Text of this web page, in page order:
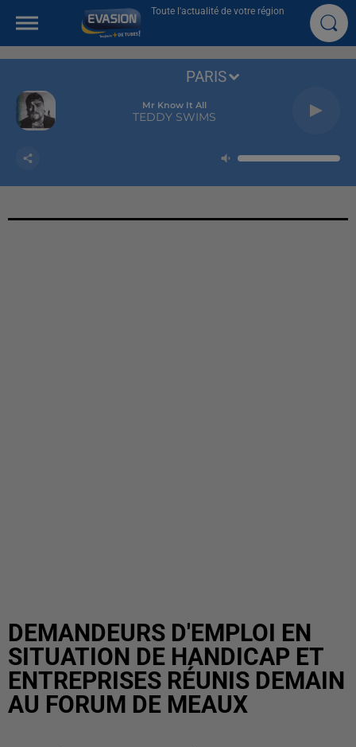
Toute l'actualité de votre région
Mr Know It All
TEDDY SWIMS
PARIS
DEMANDEURS D'EMPLOI EN
SITUATION DE HANDICAP ET
ENTREPRISES RÉUNIS DEMAIN
AU FORUM DE MEAUX